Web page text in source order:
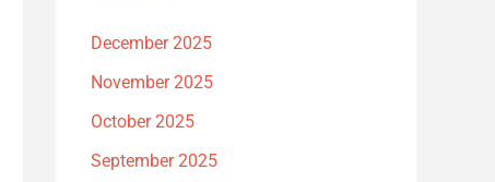
December 2025
November 2025
October 2025
September 2025